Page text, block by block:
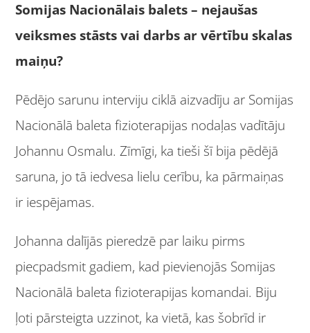
Somijas Nacionālais balets – nejaušas
veiksmes stāsts vai darbs ar vērtību skalas
maiņu?
Pēdējo sarunu interviju ciklā aizvadīju ar Somijas
Nacionālā baleta fizioterapijas nodaļas vadītāju
Johannu Osmalu. Zīmīgi, ka tieši šī bija pēdējā
saruna, jo tā iedvesa lielu cerību, ka pārmaiņas
ir iespējamas.
Johanna dalījās pieredzē par laiku pirms
piecpadsmit gadiem, kad pievienojās Somijas
Nacionālā baleta fizioterapijas komandai. Biju
ļoti pārsteigta uzzinot, ka vietā, kas šobrīd ir